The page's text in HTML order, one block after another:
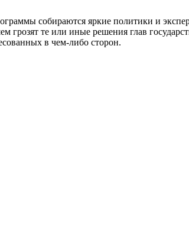
собираются яркие политики и
те или иные решения глав
в чем-либо сторон.